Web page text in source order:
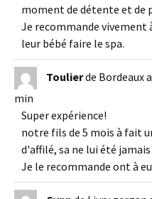
moment de détente et de
Je recommande
leur bébé faire le spa.
Toulierde Bordeaux
min
Super expérience!
notre fils de 5 mois à fait
d'affilé, sa ne lui été
Je le recommande ont à